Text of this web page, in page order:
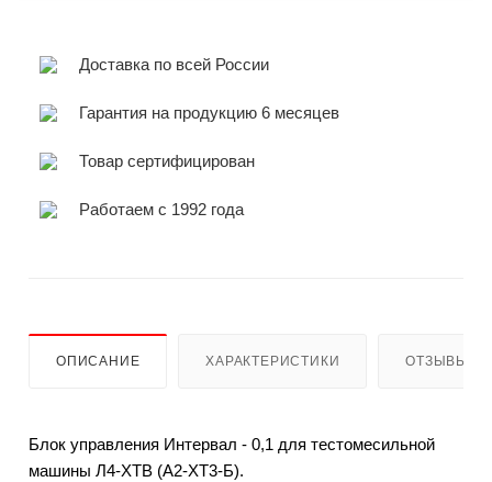
Доставка по всей России
Гарантия на продукцию 6 месяцев
Товар сертифицирован
Работаем с 1992 года
ОПИСАНИЕ ХАРАКТЕРИСТИКИ ОТЗЫВЫ
Блок управления Интервал - 0,1 для тестомесильной
машины Л4-ХТВ (А2-ХТ3-Б).